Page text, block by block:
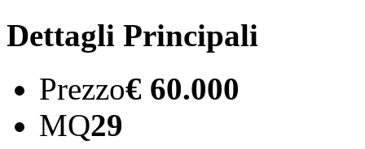
Dettagli Principali
Prezzo€ 60.000
MQ29